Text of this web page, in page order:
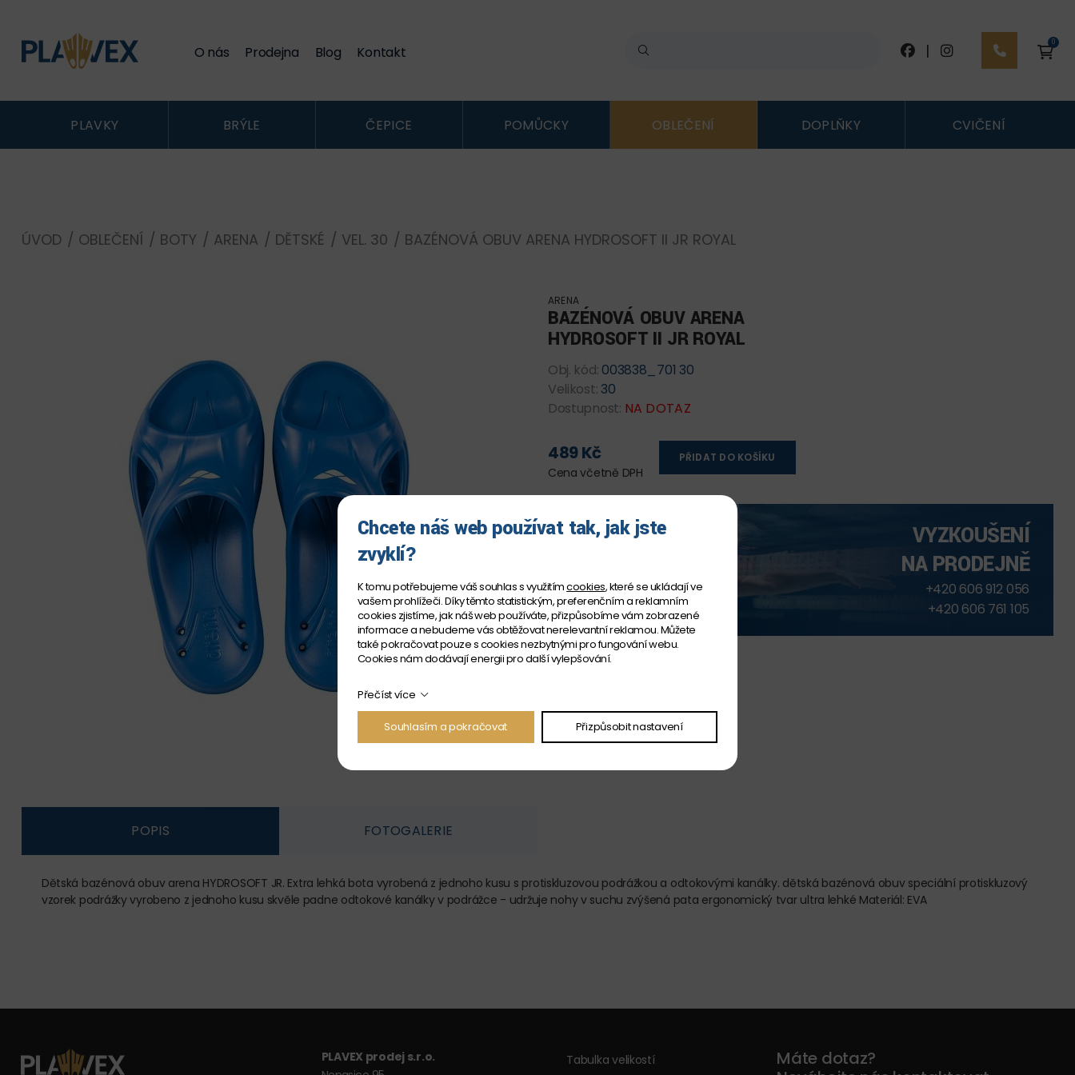
O nás Prodejna Blog Kontakt | 0
PLAVKY BRÝLE ČEPICE POMŮCKY OBLEČENÍ DOPLŇKY CVIČENÍ
ÚVOD / OBLEČENÍ / BOTY / ARENA / DĚTSKÉ / VEL. 30 / BAZÉNOVÁ OBUV ARENA HYDROSOFT II JR ROYAL
ARENA
BAZÉNOVÁ OBUV ARENA
HYDROSOFT II JR ROYAL
Obj. kód: 003838_701 30
Velikost: 30
Dostupnost: NA DOTAZ
489 Kč
Cena včetně DPH
PŘIDAT DO KOŠÍKU
VYZKOUŠENÍ
NA PRODEJNĚ
+420 606 912 056
+420 606 761 105
POPIS FOTOGALERIE
Dětská bazénová obuv arena HYDROSOFT JR. Extra lehká bota vyrobená z jednoho kusu s protiskluzovou podrážkou a odtokovými kanálky. dětská bazénová obuv speciální protiskluzový
vzorek podrážky vyrobeno z jednoho kusu skvěle padne odtokové kanálky v podrážce - udržuje nohy v suchu zvýšená pata ergonomický tvar ultra lehké Materiál: EVA
PLAVEX prodej s.r.o.
Tabulka velikostí
Máte dotaz?
Chcete náš web používat tak, jak jste
zvyklí?
K tomu potřebujeme váš souhlas s využitímcookies, které se ukládají ve
vašem prohlížeči. Díky těmto statistickým, preferenčním a reklamním
cookies zjistíme, jak náš web používáte, přizpůsobíme vám zobrazené
informace a nebudeme vás obtěžovat nerelevantní reklamou. Můžete
také pokračovat pouze s cookies nezbytnými pro fungování webu.
Cookies nám dodávají energii pro další vylepšování.
Přečíst více
Souhlasím a pokračovat Přizpůsobit nastavení